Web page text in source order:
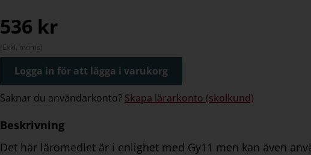
536 kr
(Exkl. moms)
Logga in för att lägga i varukorg
Saknar du användarkonto? Skapa lärarkonto (skolkund)
Beskrivning
Det här läromedlet är i enlighet med Gy11 men kan även